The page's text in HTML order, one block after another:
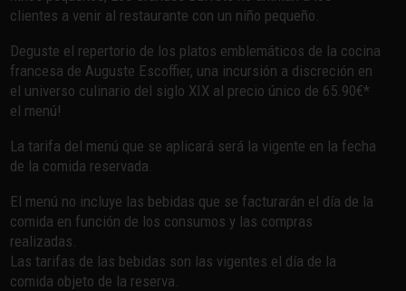
clientes a venir al restaurante con un niño pequeño.
Deguste el repertorio de los platos emblemáticos de la cocina
francesa de Auguste Escoffier, una incursión a discreción en
el universo culinario del siglo XIX al precio único de 65.90€*
el menú!
La tarifa del menú que se aplicará será la vigente en la fecha
de la comida reservada.
El menú no incluye las bebidas que se facturarán el día de la
comida en función de los consumos y las compras
realizadas.
Las tarifas de las bebidas son las vigentes el día de la
comida objeto de la reserva.